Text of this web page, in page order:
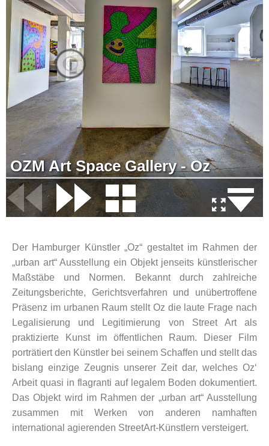
Der Hamburger Künstler „Oz“ gestaltet im Rahmen der
„urban art“ Ausstellung ein Objekt jenseits künstlerischer
Maßstäbe und Normen. Bekannt durch zahlreiche
Zeitungsberichte, Gerichtsverfahren und unübertroffene
Präsenz im urbanen Raum stellt Oz die laute Frage nach
Legalisierung und Legitimierung von Street Art als
praktizierte Kunst im öffentlichen Raum. Dieser Film
porträtiert den Künstler bei seinem Schaffen und stellt das
bislang einzige Zeugnis unserer Zeit dar, welches Oz‘
Arbeit quasi in flagranti auf legalem Boden dokumentiert.
Das Objekt wird im Rahmen der „urban art“ Ausstellung
zusammen mit Werken von anderen namhaften
international agierenden StreetArt-Künstlern versteigert.